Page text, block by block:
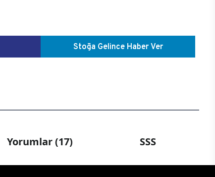
Stoğa Gelince Haber Ver
Yorumlar (17) SSS